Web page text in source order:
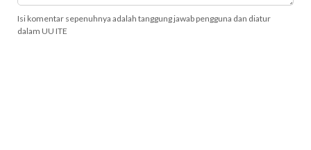
Isi komentar sepenuhnya adalah tanggung jawab pengguna dan diatur
dalam UU ITE